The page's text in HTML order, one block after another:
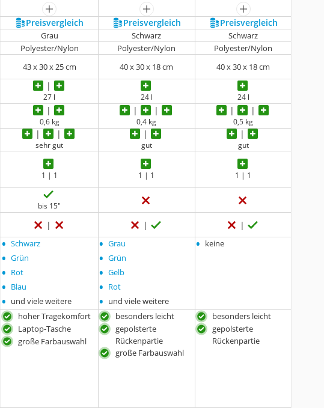
mehr anzeigen mehr anzeigen
mehr anzeigen
Preis­vergleich Preis­vergleich Preis­vergleich
Grau Schwarz
Schwarz
Polyester/Nylon Polyester/Nylon
Polyester/Nylon
43 x 30 x 25 cm 40 x 30 x 18 cm
40 x 30 x 18 cm
27 l 24 l 24 l
0,6 kg 0,4 kg 0,5 kg
sehr gut gut gut
1 | 1 1 | 1 1 | 1
bis 15"
• Schwarz
• Grün
• Rot
• Blau
• und viele weitere
• Grau
• Grün
• Gelb
• Rot
• und viele weitere
• keine
hoher Tragekomfort
Laptop-Tasche
große Farbauswahl
besonders leicht
gepolsterte
Rückenpartie
große Farbauswahl
besonders leicht
gepolsterte
Rückenpartie